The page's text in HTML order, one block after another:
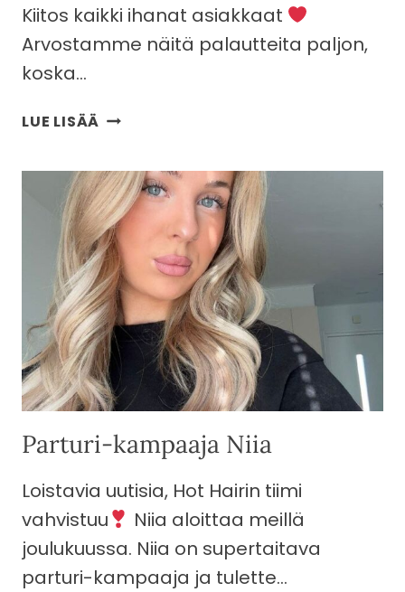
Kiitos kaikki ihanat asiakkaat
Arvostamme näitä palautteita paljon,
koska…
LUE LISÄÄ 2200+
Parturi-kampaaja Niia
Loistavia uutisia, Hot Hairin tiimi
vahvistuu
Niia aloittaa meillä
joulukuussa. Niia on supertaitava
parturi-kampaaja ja tulette…